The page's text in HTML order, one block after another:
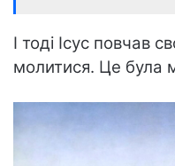
І тоді Ісус повчав
молитися. Це була